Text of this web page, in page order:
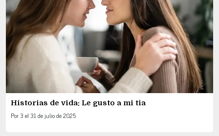
Historias de vida: Le gusto a mi tia
Por3 el 31 de julio de 2025